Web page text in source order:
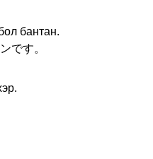
бантан.
です。